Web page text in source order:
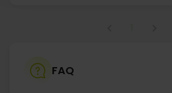
FAQ